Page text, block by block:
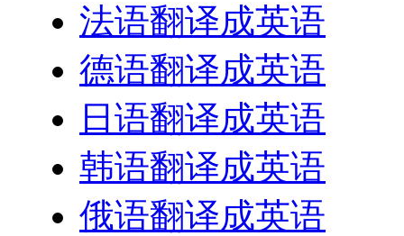
法语翻译成英语
德语翻译成英语
日语翻译成英语
韩语翻译成英语
俄语翻译成英语